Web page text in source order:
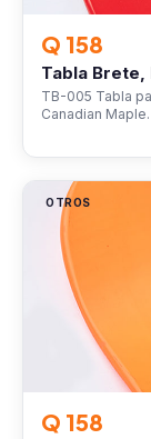
Q 158
Tabla Brete,
TB-005 Tabla
Canadian
OTROS
Q 158